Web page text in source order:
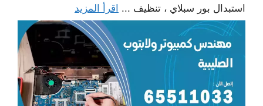
استبدال بور سبلاي ، تنظيف ... اقرأ المزيد